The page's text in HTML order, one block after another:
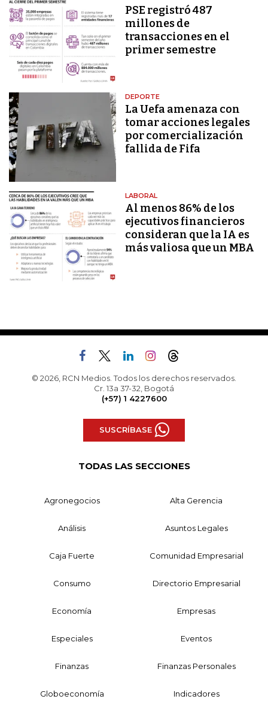
PSE registró 487
millones de
transacciones en el
primer semestre
DEPORTE
La Uefa amenaza con
tomar acciones legales
por comercialización
fallida de Fifa
LABORAL
Al menos 86% de los
ejecutivos financieros
consideran que la IA es
más valiosa que un MBA
© 2026, RCN Medios. Todos los derechos reservados.
Cr. 13a 37-32, Bogotá
(+57) 1 4227600
SUSCRÍBASE
TODAS LAS SECCIONES
Agronegocios Alta Gerencia
Análisis Asuntos Legales
Caja Fuerte Comunidad Empresarial
Consumo Directorio Empresarial
Economía Empresas
Especiales Eventos
Finanzas Finanzas Personales
Globoeconomía Indicadores